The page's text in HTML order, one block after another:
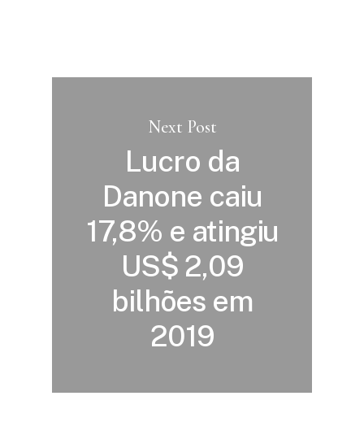
Next Post
Lucro da
Danone caiu
17,8% e atingiu
US$ 2,09
bilhões em
2019